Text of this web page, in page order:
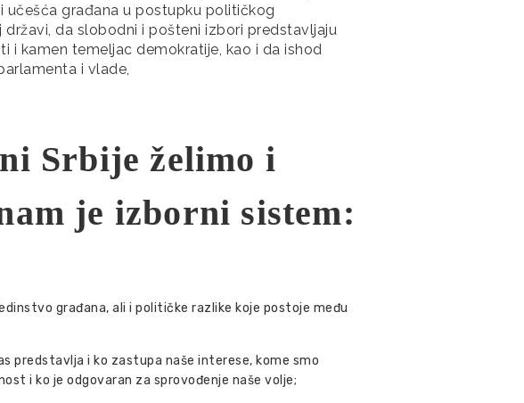
učešća građana u postupku političkog
da slobodni i pošteni izbori predstavlјaju
i kamen temelјac demokratije, kao i da ishod
i vlade,
Srbije želimo i
je izborni sistem:
građana, ali i političke razlike koje postoje među
predstavlјa i ko zastupa naše interese, kome smo
i ko je odgovaran za sprovođenje naše volјe;